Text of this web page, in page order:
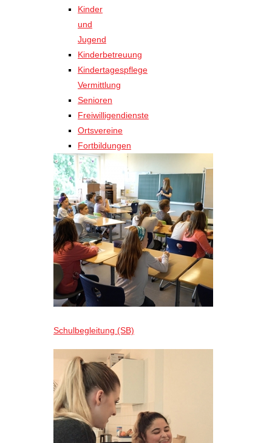
Kinder
und
Jugend
Kinderbetreuung
Kindertagespflege
Vermittlung
Senioren
Freiwilligendienste
Ortsvereine
Fortbildungen
Schulbegleitung (SB)